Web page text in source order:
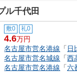
ル千代田
敷0 礼0
4.6万円
名古屋市営名港線 「日
名古屋市営名城線 「西
名古屋市営名港線 「六